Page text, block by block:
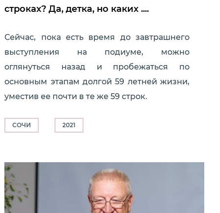
строках? Да, детка, но каких ....
Сейчас, пока есть время до завтрашнего
выступления на подиуме, можно
оглянуться назад и пробежаться по
основным этапам долгой 59 летней жизни,
уместив ее почти в те же 59 строк.
СОЧИ 2021